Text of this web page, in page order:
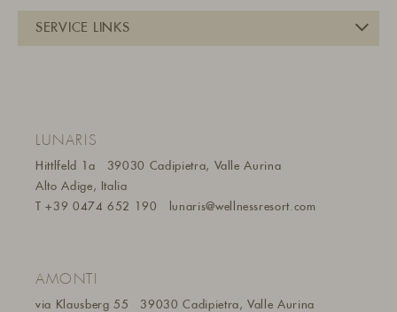
AMONTI
via Klausberg 55
39030 Cadipietra, Valle Aurina
LUNARIS
Hittlfeld 1a
39030 Cadipietra, Valle Aurina
Alto Adige, Italia
T+39 0474 652 190 lunaris@wellnessresort. com